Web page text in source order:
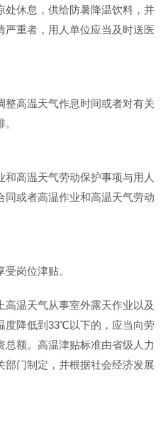
处休息，供给防暑降温饮料，并
严重者，用人单位应当及时送医
整高温天气作息时间或者对有关
高温天气劳动保护事项与用人
同或者高温作业和高温天气劳动
岗位津贴。
温天气从事室外露天作业以及
度降低到33℃以下的，应当向劳
额。高温津贴标准由省级人力
部门制定，并根据社会经济发展